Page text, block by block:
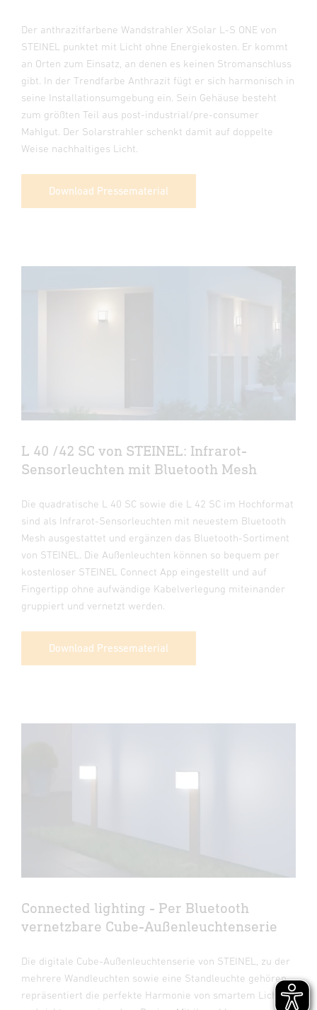
Der anthrazitfarbene Wandstrahler XSolar L-S ONE von
STEINEL punktet mit Licht ohne Energiekosten. Er kommt
an Orten zum Einsatz, an denen es keinen Stromanschluss
gibt. In der Trendfarbe Anthrazit fügt er sich harmonisch in
seine Installationsumgebung ein. Sein Gehäuse besteht
zum größten Teil aus post-industrial/pre-consumer
Mahlgut. Der Solarstrahler schenkt damit auf doppelte
Weise nachhaltiges Licht.
Download Pressematerial
L 40 /42 SC von STEINEL: Infrarot-
Sensorleuchten mit Bluetooth Mesh
Die quadratische L 40 SC sowie die L 42 SC im Hochformat
sind als Infrarot-Sensorleuchten mit neuestem Bluetooth
Mesh ausgestattet und ergänzen das Bluetooth-Sortiment
von STEINEL. Die Außenleuchten können so bequem per
kostenloser STEINEL Connect App eingestellt und auf
Fingertipp ohne aufwändige Kabelverlegung miteinander
gruppiert und vernetzt werden.
Download Pressematerial
Connected lighting - Per Bluetooth
vernetzbare Cube-Außenleuchtenserie
Die digitale Cube-Außenleuchtenserie von STEINEL, zu der
mehrere Wandleuchten sowie eine Standleuchte gehören,
repräsentiert die perfekte Harmonie von smartem Licht